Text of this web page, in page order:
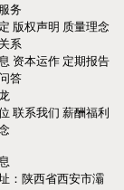
务
版权声明 质量理念
系
资本运作 定期报告
答
联系我们 薪酬福利
： 陕西省西安市灞